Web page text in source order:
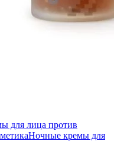
для лица против
Ночные кремы для